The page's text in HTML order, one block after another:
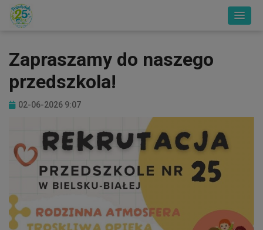
Zapraszamy do naszego
przedszkola!
02-06-2026 9:07